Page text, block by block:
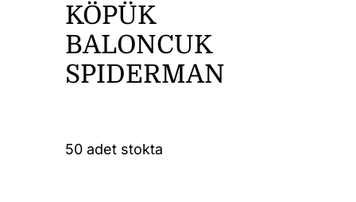
KÖPÜK
BALONCUK
SPIDERMAN
50 adet stokta